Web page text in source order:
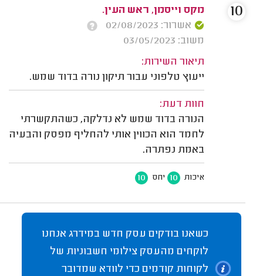
מקס וייסמן, ראש העין.
אשרור: 02/08/2023
משוב: 03/05/2023
תיאור השירות:
ייעוץ טלפוני עבור תיקון נורה בדוד שמש.
חוות דעת:
הנורה בדוד שמש לא נדלקה, כשהתקשרתי
לחמד הוא הכווין אותי להחליף מפסק והבעיה
באמת נפתרה.
איכות 10 יחס 10
10
כשאנו בודקים עסק חדש במידרג אנחנו
לוקחים מהעסק צילומי חשבוניות של
לקוחות קודמים כדי לוודא שמדובר